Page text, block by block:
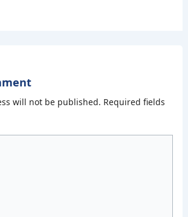
will not be published. Required fields